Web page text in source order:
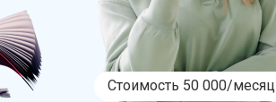
Стоимость 50 000/месяц